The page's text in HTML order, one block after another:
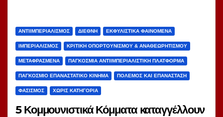
ΑΝΤΙΙΜΠΕΡΙΑΛΙΣΜΌΣ ΔΙΕΘΝΉ ΕΚΦΥΛΙΣΤΙΚΆ ΦΑΙΝΌΜΕΝΑ
ΙΜΠΕΡΙΑΛΙΣΜΌΣ ΚΡΙΤΙΚΉ ΟΠΟΡΤΟΥΝΙΣΜΟΎ & ΑΝΑΘΕΩΡΗΤΙΣΜΟΎ
ΜΕΤΑΦΡΑΣΜΈΝΑ ΠΑΓΚΌΣΜΙΑ ΑΝΤΙΙΜΠΕΡΙΑΛΙΣΤΙΚΉ ΠΛΑΤΦΌΡΜΑ
ΠΑΓΚΌΣΜΙΟ ΕΠΑΝΑΣΤΑΤΙΚΌ ΚΊΝΗΜΑ ΠΌΛΕΜΟΣ ΚΑΙ ΕΠΑΝΆΣΤΑΣΗ
ΦΑΣΙΣΜΌΣ ΧΩΡΊΣ ΚΑΤΗΓΟΡΊΑ
5 Κομμουνιστικά Κόμματα καταγγέλλουν